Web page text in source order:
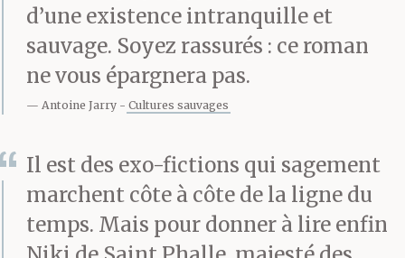
d’une existence intranquille et
sauvage. Soyez rassurés : ce roman
ne vous épargnera pas.
Antoine Jarry Cultures sauvages
Il est des exo-fictions qui sagement
marchent côte à côte de la ligne du
temps. Mais pour donner à lire enfin